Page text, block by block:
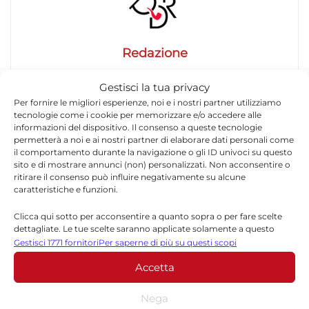
Gestisci la tua privacy
Per fornire le migliori esperienze, noi e i nostri partner utilizziamo
tecnologie come i cookie per memorizzare e/o accedere alle
informazioni del dispositivo. Il consenso a queste tecnologie
permetterà a noi e ai nostri partner di elaborare dati personali come
il comportamento durante la navigazione o gli ID univoci su questo
sito e di mostrare annunci (non) personalizzati. Non acconsentire o
ritirare il consenso può influire negativamente su alcune
caratteristiche e funzioni.
Clicca qui sotto per acconsentire a quanto sopra o per fare scelte
dettagliate. Le tue scelte saranno applicate solamente a questo
sito. È possibile modificare le impostazioni in qualsiasi momento,
compreso il ritiro del consenso, utilizzando i pulsanti della Cookie
Policy o cliccando sul pulsante di gestione del consenso nella parte
inferiore dello schermo.
Gestisci 1771 fornitoriPer saperne di più su questi scopi
Accetta
Nega
Redazione
da giornalisti, collaboratori e professionisti
dell’informazione che ogni giorno lavorano per
offrire notizie, approfondimenti e contenuti
accurati dedicati alla Sicilia, all’attualità, alla
politica, alla cronaca, alla cultura e allo sport. Un
team dinamico e indipendente che garantisce
qualità, tempestività e affidabilità.
Lascia un commento